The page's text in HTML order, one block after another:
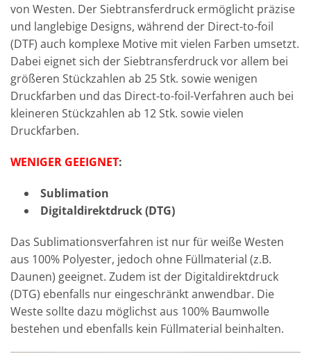
von Westen. Der Siebtransferdruck ermöglicht präzise
und langlebige Designs, während der Direct-to-foil
(DTF) auch komplexe Motive mit vielen Farben umsetzt.
Dabei eignet sich der Siebtransferdruck vor allem bei
größeren Stückzahlen ab 25 Stk. sowie wenigen
Druckfarben und das Direct-to-foil-Verfahren auch bei
kleineren Stückzahlen ab 12 Stk. sowie vielen
Druckfarben.
WENIGER GEEIGNET:
Sublimation
Digitaldirektdruck (DTG)
Das Sublimationsverfahren ist nur für weiße Westen
aus 100% Polyester, jedoch ohne Füllmaterial (z.B.
Daunen) geeignet. Zudem ist der Digitaldirektdruck
(DTG) ebenfalls nur eingeschränkt anwendbar. Die
Weste sollte dazu möglichst aus 100% Baumwolle
bestehen und ebenfalls kein Füllmaterial beinhalten.